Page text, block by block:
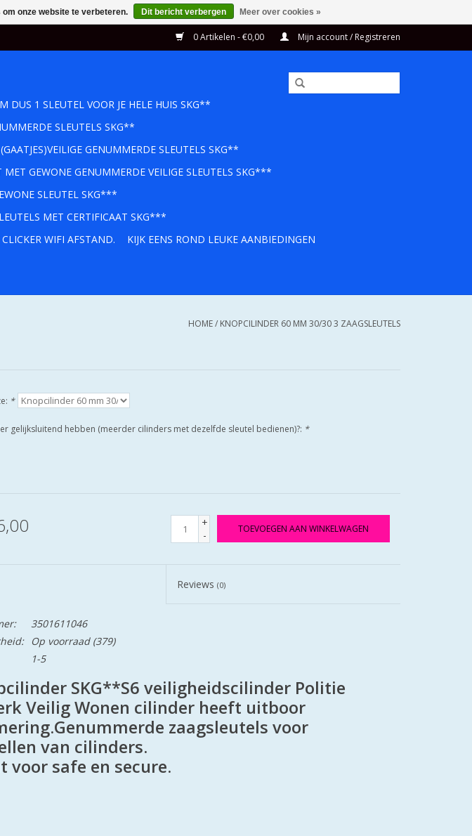
0 Artikelen - €0,00 Mijn account / Registreren
DUS 1 SLEUTEL VOOR JE HELE HUIS SKG**
SLEUTELS SKG**
GENUMMERDE SLEUTELS SKG**
GEWONE GENUMMERDE VEILIGE SLEUTELS SKG***
SLEUTEL SKG***
MET CERTIFICAAT SKG***
WIFI AFSTAND.
KIJK EENS ROND LEUKE AANBIEDINGEN
HOME/ KNOPCILINDER 60 MM 30/30 3 ZAAGSLEUTELS
*
gelijksluitend hebben (meerder cilinders met dezelfde sleutel bedienen)?: *
+
-
TOEVOEGEN AAN WINKELWAGEN
Reviews(0)
3501611046
Op voorraad(379)
1-5
SKG**S6 veiligheidscilinder Politie
Veilig Wonen cilinder heeft uitboor
zaagsleutels voor
van cilinders.
voor safe en secure.
onze website te verbeteren. Dit bericht verbergen Meer over cookies »